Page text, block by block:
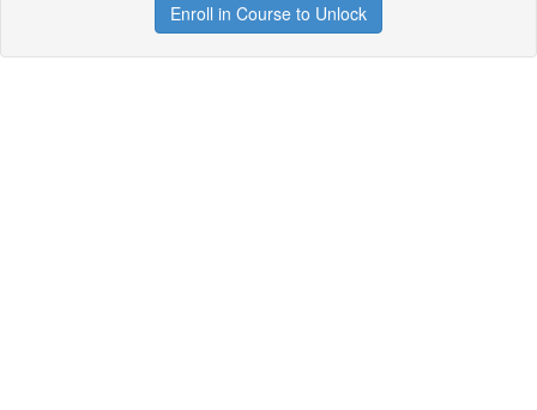
Enroll in Course to Unlock